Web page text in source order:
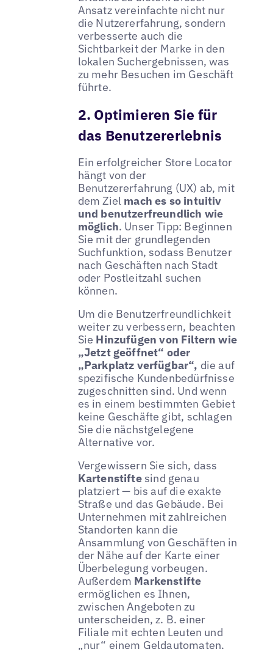
Ansatz vereinfachte nicht nur
die Nutzererfahrung, sondern
verbesserte auch die
Sichtbarkeit der Marke in den
lokalen Suchergebnissen, was
zu mehr Besuchen im Geschäft
führte.
2. Optimieren Sie für
das Benutzererlebnis
Ein erfolgreicher Store Locator
hängt von der
Benutzererfahrung (UX) ab, mit
dem Ziel mach es so intuitiv
und benutzerfreundlich wie
möglich. Unser Tipp: Beginnen
Sie mit der grundlegenden
Suchfunktion, sodass Benutzer
nach Geschäften nach Stadt
oder Postleitzahl suchen
können.
Um die Benutzerfreundlichkeit
weiter zu verbessern, beachten
Sie Hinzufügen von Filtern wie
„Jetzt geöffnet“ oder
„Parkplatz verfügbar“, die auf
spezifische Kundenbedürfnisse
zugeschnitten sind. Und wenn
es in einem bestimmten Gebiet
keine Geschäfte gibt, schlagen
Sie die nächstgelegene
Alternative vor.
Vergewissern Sie sich, dass
Kartenstiftesind genau
platziert — bis auf die exakte
Straße und das Gebäude. Bei
Unternehmen mit zahlreichen
Standorten kann die
Ansammlung von Geschäften in
der Nähe auf der Karte einer
Überbelegung vorbeugen.
Außerdem Markenstifte
ermöglichen es Ihnen,
zwischen Angeboten zu
unterscheiden, z. B. einer
Filiale mit echten Leuten und
„nur“ einem Geldautomaten.